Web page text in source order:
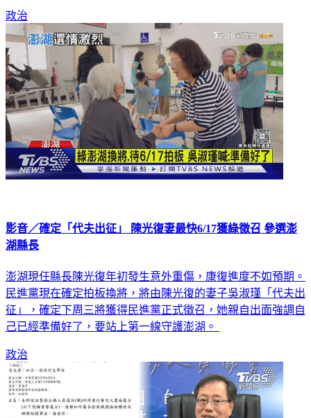
政治
影音／確定「代夫出征」 陳光復妻最快6/17獲綠徵召 參選澎
湖縣長
澎湖現任縣長陳光復年初發生意外重傷，康復進度不如預期。
民進黨現在確定拍板換將，將由陳光復的妻子吳淑瑾「代夫出
征」，確定下周三將獲得民進黨正式徵召，她親自出面強調自
己已經準備好了，要站上第一線守護澎湖。
政治